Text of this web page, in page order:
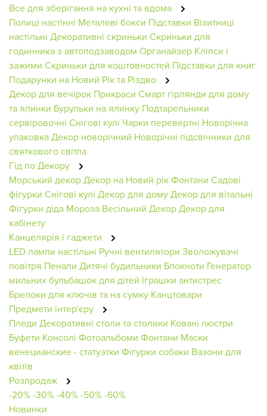
Все для зберігання на кухні та вдома
Полиці настінні Металеві бокси Підставки Візитниці
настільні Декоративні скриньки Скриньки для
годинника з автоподзаводом Органайзер Кліпси і
зажими Скриньки для коштовностей Підставки для книг
Подарунки на Новий Рік та Різдво
Декор для вечірок Прикраси Смарт гірлянди для дому
та ялинки Бурульки на ялинку Подтарельники
сервіровочні Снігові кулі Чарки перевертні Новорічна
упаковкаДекор новорічний Новорічні підсвічники для
святкового світла
Гід по Декору
Морський декорДекор на Новий рікФонтани Садові
фігурки Снігові кулі Декор для домуДекор для вітальні
Фігурки діда Мороза Весільний ДекорДекор для
кабінету
Канцелярія і гаджети
LED лампи настільні Ручні вентилятори Зволожувачі
повітря Пенали Дитячі будильники Блокноти Генератор
мильних бульбашок для дітей Іграшки антистрес
Брелоки для ключів та на сумку Канцтовари
Предмети інтер'єру
Пледи Декоративні столи та столики Ковані люстри
Буфети Консолі Фотоальбоми Фонтани Маски
венецианские - статуэтки Фігурки собаки Вазони для
квітів
Розпродаж
-20%-30%-40%-50%-60%
Новинки